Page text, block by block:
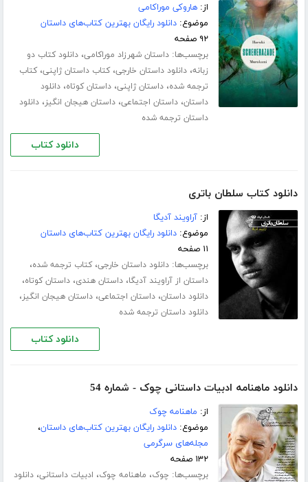
از:هاروکی موراکامی
موضوع:دانلود رایگان بهترین کتاب‌های داستان
۹۲ صفحه
برچسب‌ها:داستان شهرزاد موراکامی،دانلود کتاب دو
زبانه،دانلود داستان خارجی،کتاب داستان ژاپنی،کتاب
ترجمه شده،داستان ژاپنی،داستان کوتاه،دانلود
داستان،داستان اجتماعی،داستان هیجان انگیز،دانلود
داستان ترجمه شده
دانلود کتاب
دانلود کتاب سلطان باتری
از:آراویند آدیگا
موضوع:دانلود رایگان بهترین کتاب‌های داستان
۱۱ صفحه
برچسب‌ها:دانلود داستان خارجی،کتاب ترجمه شده،
داستان از آراویند آدیگا،داستان هندی،داستان کوتاه،
دانلود داستان،داستان اجتماعی،داستان هیجان انگیز،
دانلود داستان ترجمه شده
دانلود کتاب
دانلود ماهنامه ادبیات داستانی چوک - شماره 54
از: ماهنامه چوک
موضوع:دانلود رایگان بهترین کتاب‌های داستان،
مجله‌های سرگرمی
۱۳۲ صفحه
برچسب‌ها: چوک، ماهنامه چوک، ادبیات داستانی،دانلود